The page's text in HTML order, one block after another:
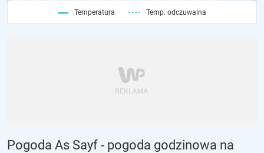
Temperatura Temp. odczuwalna
Pogoda As Sayf - pogoda godzinowa na